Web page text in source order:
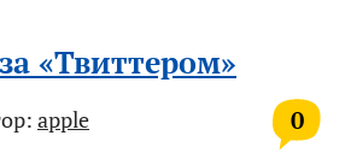
«Твиттером»
0
apple